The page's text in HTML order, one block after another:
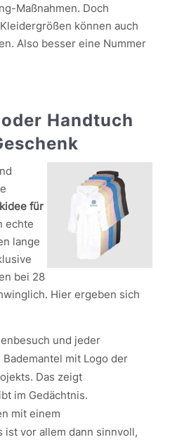
Maßnahmen. Doch
können auch
Also besser eine Nummer
Handtuch
für
echte
lange
bei 28
Hier ergeben sich
und jeder
mit Logo der
Das zeigt
im Gedächtnis.
mit einem
ist vor allem dann sinnvoll,